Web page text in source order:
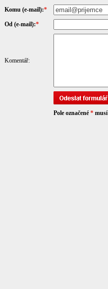
Komu (e-mail):*
Od (e-mail):*
Komentář:
Pole označené *